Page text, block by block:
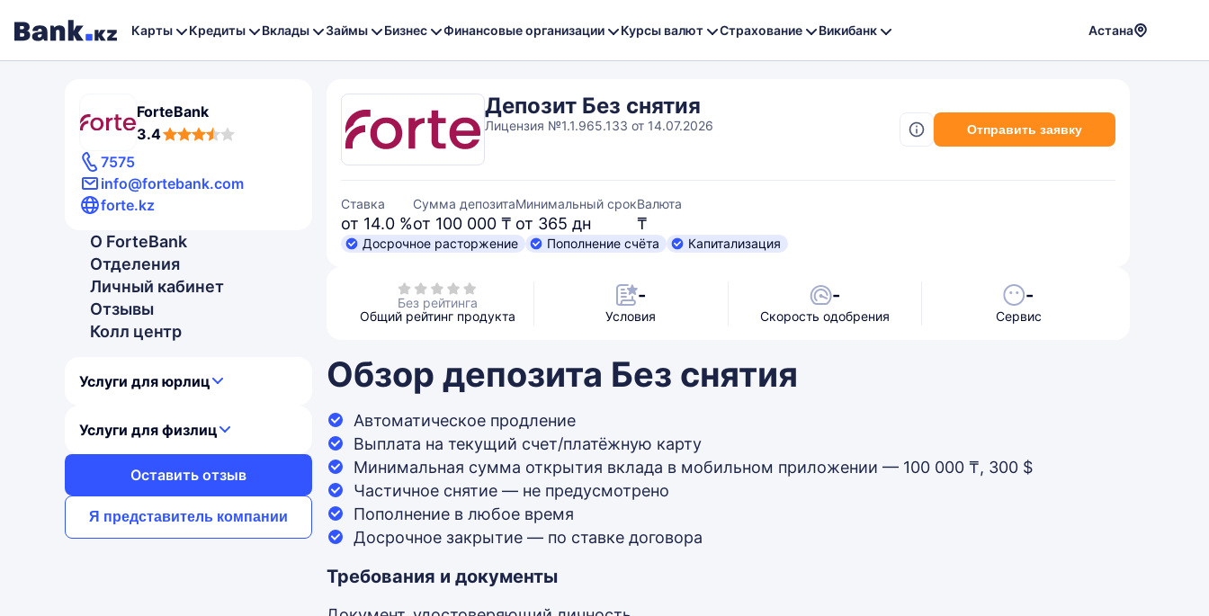
Карты Кредиты Вклады Займы Бизнес Финансовые организации Курсы валют Страхование Викибанк Астана
ForteBank
3.4
3,4
7575
info@fortebank.com
forte.kz
О ForteBank
Отделения
Личный кабинет
Отзывы
Колл центр
Услуги для юрлиц
Услуги для физлиц
Оставить отзыв
Я представитель компании
Депозит Без снятия
Лицензия №1.1.965.133 от 14.07.2026 Отправить заявку
Ставка
от 14.0 %
Сумма депозита
от 100 000 ₸
Минимальный срок
от 365 дн
Валюта
₸
Досрочное расторжение Пополнение счёта Капитализация
Без рейтинга
Общий рейтинг продукта
-
Условия
-
Скорость одобрения
-
Сервис
Обзор депозита Без снятия
Автоматическое продление
Выплата на текущий счет/платёжную карту
Минимальная сумма открытия вклада в мобильном приложении — 100 000 ₸, 300 $
Частичное снятие — не предусмотрено
Пополнение в любое время
Досрочное закрытие — по ставке договора
Требования и документы